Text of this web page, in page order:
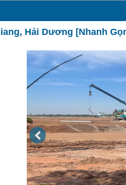
Hải Dương [Nhanh